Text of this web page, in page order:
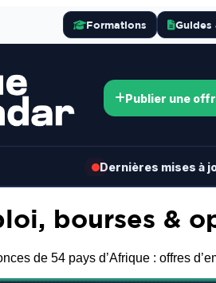
Formations Guides
Publier une
Dernières mises à
bourses &
de 54 pays d’Afrique : offres